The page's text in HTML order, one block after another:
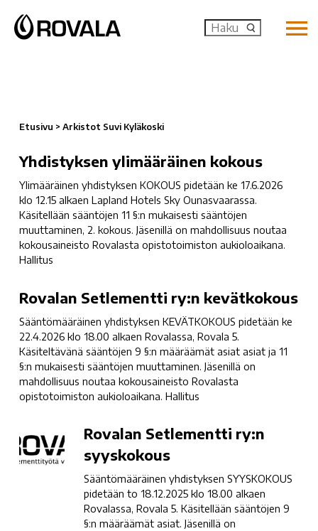
Etusivu >Arkistot Suvi Kyläkoski
Yhdistyksen
kokous
Yhdistyksen ylimääräinen kokous
Ylimääräinen yhdistyksen KOKOUS pidetään ke 17.6.2026
klo 12.15 alkaen Lapland Hotels Sky Ounasvaarassa.
Käsitellään sääntöjen 11 §:n mukaisesti sääntöjen
muuttaminen, 2. kokous. Jäsenillä on mahdollisuus noutaa
kokousaineisto Rovalasta opistotoimiston aukioloaikana.
Hallitus
Rovalan
ry:n
kevätkokous
Rovalan Setlementti ry:n kevätkokous
Sääntömääräinen yhdistyksen KEVÄTKOKOUS pidetään ke
22.4.2026 klo 18.00 alkaen Rovalassa, Rovala 5.
Käsiteltävänä sääntöjen 9 §:n määräämät asiat asiat ja 11
§:n mukaisesti sääntöjen muuttaminen. Jäsenillä on
mahdollisuus noutaa kokousaineisto Rovalasta
opistotoimiston aukioloaikana. Hallitus
Setlementti
ry:n
Rovalan Setlementti ry:n
syyskokous
Sääntömääräinen yhdistyksen SYYSKOKOUS
pidetään to 18.12.2025 klo 18.00 alkaen
Rovalassa, Rovala 5. Käsitellään sääntöjen 9
§:n määräämät asiat. Jäsenillä on